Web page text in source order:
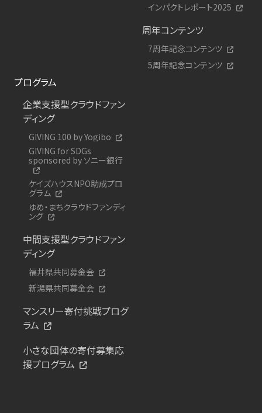
インパクトレポート2025
周年コンテンツ
7周年記念コンテンツ
5周年記念コンテンツ
プログラム
企業支援型クラウドファン
ディング
GIVING 100 by Yogibo
GIVING for SDGs
sponsored by ソニー銀行
ケイズハウスNPO助成プロ
グラム
ゆめ・まちクラウドファンディ
ング
中間支援型クラウドファン
ディング
福井県共同募金会
新潟県共同募金会
マンスリー寄付挑戦プログ
ラム
小さな団体の寄付募集応
援プログラム